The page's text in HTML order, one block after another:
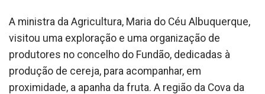
A ministra da Agricultura, Maria do Céu Albuquerque,
visitou uma exploração e uma organização de
produtores no concelho do Fundão, dedicadas à
produção de cereja, para acompanhar, em
proximidade, a apanha da fruta. A região da Cova da